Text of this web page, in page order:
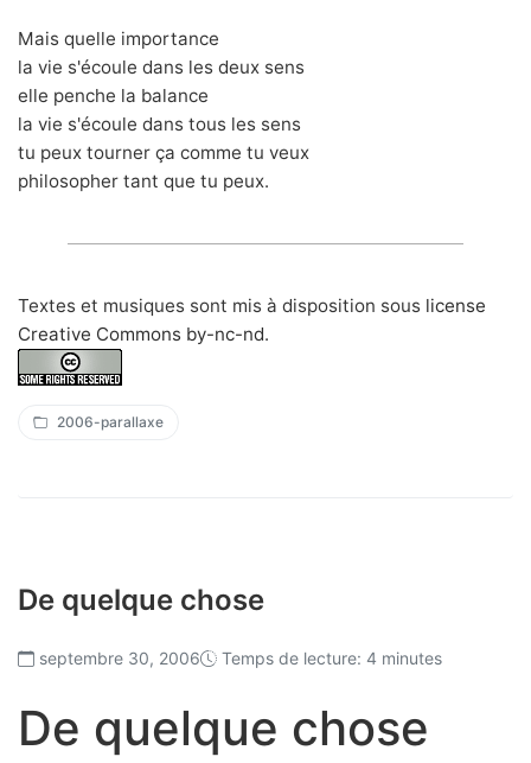
Mais quelle importance
la vie s'écoule dans les deux sens
elle penche la balance
la vie s'écoule dans tous les sens
tu peux tourner ça comme tu veux
philosopher tant que tu peux.
Textes et musiques sont mis à disposition sous license
Creative Commons by-nc-nd.
2006-parallaxe
De quelque chose
septembre 30, 2006 Temps de lecture: 4 minutes
De quelque chose